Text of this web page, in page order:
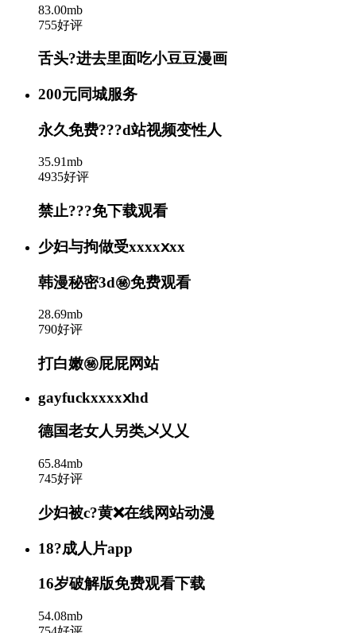
83.00mb
755好评
舌头?进去里面吃小豆豆漫画
200元同城服务
永久免费???d站视频变性人
35.91mb
4935好评
禁止???免下载观看
少妇与拘做受xxxxⅹxx
韩漫秘密3d㊙️免费观看
28.69mb
790好评
打白嫩㊙️屁屁网站
gayfuckxxxxⅹhd
德国老女人另类乄乂乂
65.84mb
745好评
少妇被c?黄❌在线网站动漫
18?️成人片app
16岁破解版免费观看下载
54.08mb